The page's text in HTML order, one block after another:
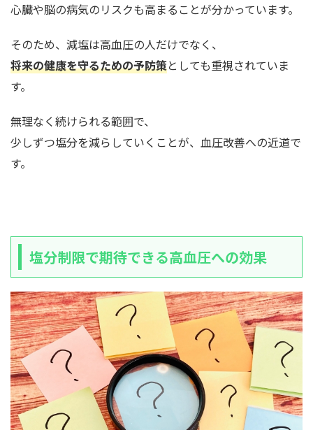
心臓や脳の病気のリスクも高まることが分かっています。
そのため、減塩は高血圧の人だけでなく、
将来の健康を守るための予防策としても重視されていま
す。
無理なく続けられる範囲で、
少しずつ塩分を減らしていくことが、血圧改善への近道で
す。
塩分制限で期待できる高血圧への効果